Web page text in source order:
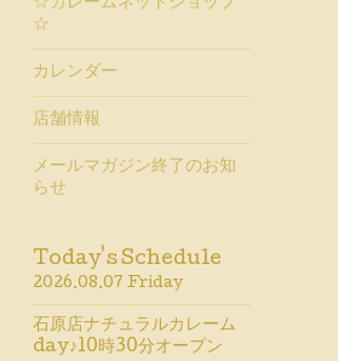
☆
カレンダー
店舗情報
メールマガジン終了のお知
らせ
Today's Schedule
2026.08.07 Friday
石原店ナチュラルカレーム
day♪10時30分オープン